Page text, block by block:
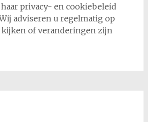
privacy- en cookiebeleid
adviseren u regelmatig op
kijken of veranderingen zijn